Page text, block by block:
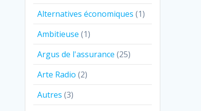
Alternatives économiques (1)
Ambitieuse (1)
Argus de l'assurance (25)
Arte Radio (2)
Autres (3)